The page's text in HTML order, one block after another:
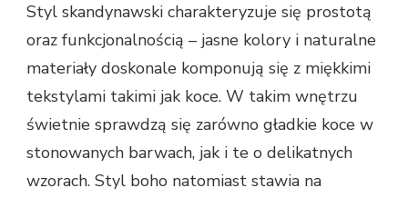
Styl skandynawski charakteryzuje się prostotą
oraz funkcjonalnością – jasne kolory i naturalne
materiały doskonale komponują się z miękkimi
tekstylami takimi jak koce. W takim wnętrzu
świetnie sprawdzą się zarówno gładkie koce w
stonowanych barwach, jak i te o delikatnych
wzorach. Styl boho natomiast stawia na